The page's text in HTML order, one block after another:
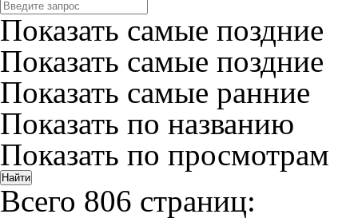
Показать самые поздние
Показать самые поздние
Показать самые ранние
Показать по названию
Показать по просмотрам
Всего 806 страниц: